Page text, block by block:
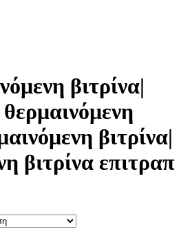
βιτρίνα|
βιτρίνα|
βιτρίνα επιτραπ